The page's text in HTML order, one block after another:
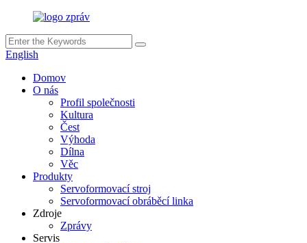
English
Domov
O nás
Profil společnosti
Kultura
Čest
Výhoda
Dílna
Věc
Produkty
Servoformovací stroj
Servoformovací obráběcí linka
Zdroje
Zprávy
Servis